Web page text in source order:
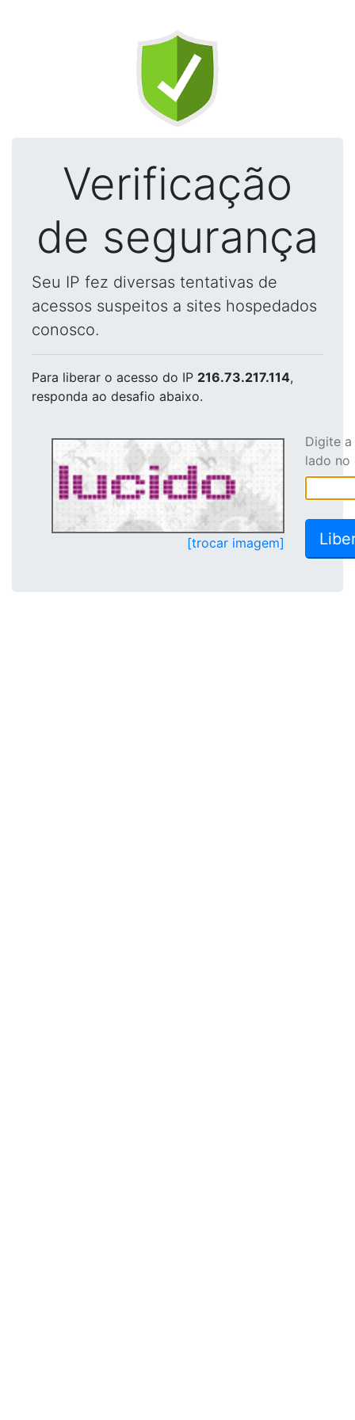
Verificação
de segurança
Seu IP fez diversas tentativas de
acessos suspeitos a sites hospedados
conosco.
Para liberar o acesso do IP 216.73.217.114,
responda ao desafio abaixo.
[trocar imagem]
Digite
lado no